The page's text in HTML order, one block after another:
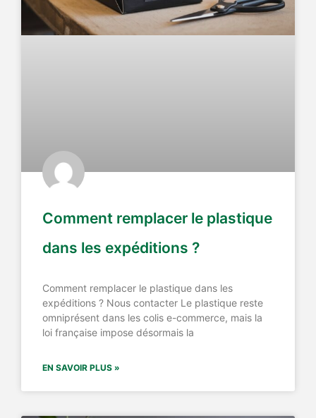
Comment remplacer le plastique
dans les expéditions ?
Comment remplacer le plastique dans les
expéditions ? Nous contacter Le plastique reste
omniprésent dans les colis e-commerce, mais la
loi française impose désormais la
EN SAVOIR PLUS »